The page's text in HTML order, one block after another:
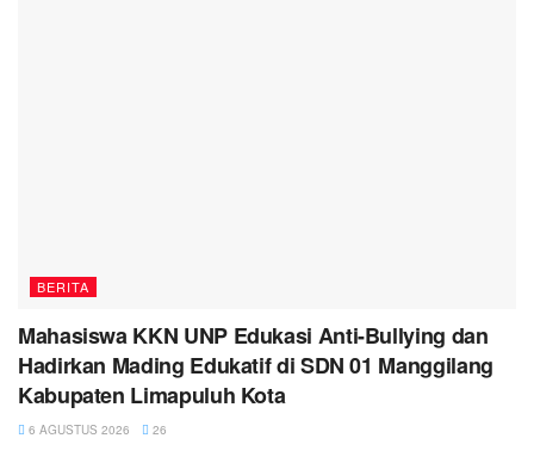
BERITA
Mahasiswa KKN UNP Edukasi Anti-Bullying dan
Hadirkan Mading Edukatif di SDN 01 Manggilang
Kabupaten Limapuluh Kota
6 AGUSTUS 2026 26